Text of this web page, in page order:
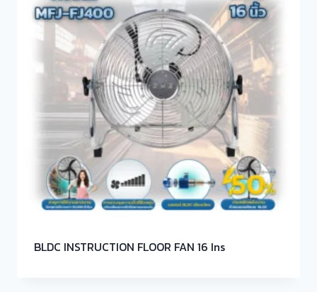
BLDC INSTRUCTION FLOOR FAN 16 Ins